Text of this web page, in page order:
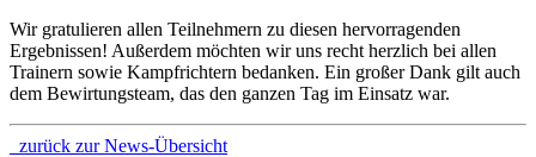
Wir gratulieren allen Teilnehmern zu diesen hervorragenden
Ergebnissen! Außerdem möchten wir uns recht herzlich bei allen
Trainern sowie Kampfrichtern bedanken. Ein großer Dank gilt auch
dem Bewirtungsteam, das den ganzen Tag im Einsatz war.
zurück zur News-Übersicht